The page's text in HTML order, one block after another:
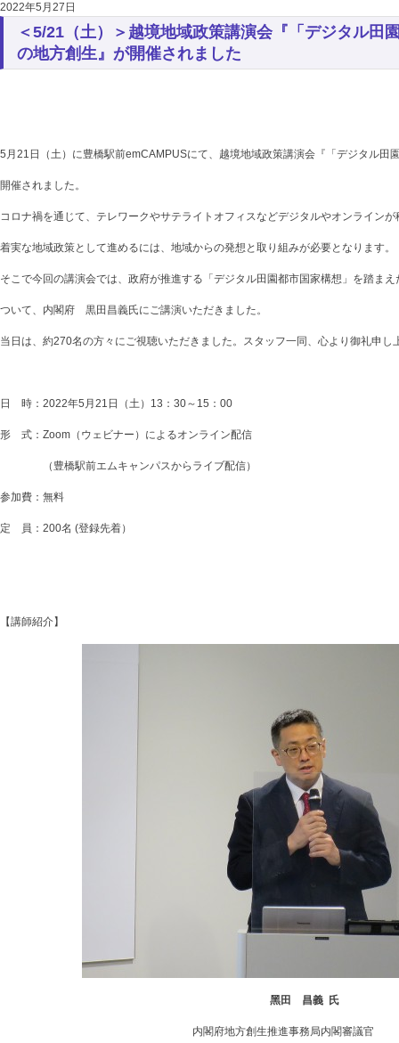
2022年5月27日
＜5/21（土）＞越境地域政策講演会『「デジタル田
の地方創生』が開催されました
5月21日（土）に豊橋駅前emCAMPUSにて、越境地域政策講演会『「デジタル田
開催されました。
コロナ禍を通じて、テレワークやサテライトオフィスなどデジタルやオンライン
着実な地域政策として進めるには、地域からの発想と取り組みが必要となります。
そこで今回の講演会では、政府が推進する「デジタル⽥園都市国家構想」を踏ま
ついて、内閣府 黒田昌義氏にご講演いただきました。
当日は、約270名の方々にご視聴いただきました。スタッフ一同、心より御礼申し
日 時：2022年5月21日（土）13：30～15：00
形 式：Zoom（ウェビナー）によるオンライン配信
（豊橋駅前エムキャンパスからライブ配信）
参加費：無料
定 員：200名 (登録先着）
【講師紹介】
⿊⽥ 昌義 氏
内閣府地⽅創⽣推進事務局内閣審議官